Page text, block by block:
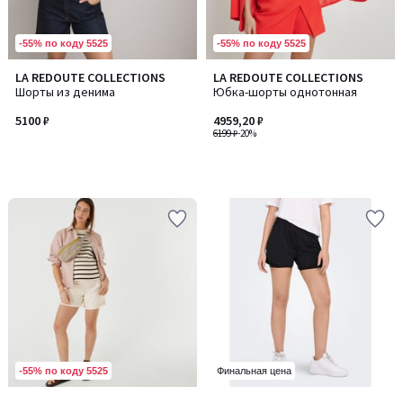
-55% по коду 5525
LA REDOUTE COLLECTIONS
Шорты из денима
5100 ₽
-55% по коду 5525
LA REDOUTE COLLECTIONS
Юбка-шорты однотонная
6199 ₽-20%
4959,20 ₽
-55% по коду 5525 Финальная цена